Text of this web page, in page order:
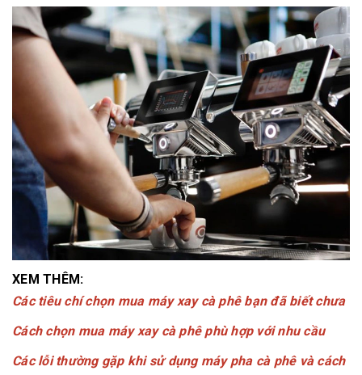
XEM THÊM:
Các tiêu chí chọn mua máy xay cà phê bạn đã biết chưa
Cách chọn mua máy xay cà phê phù hợp với nhu cầu
Các lỗi thường gặp khi sử dụng máy pha cà phê và cách